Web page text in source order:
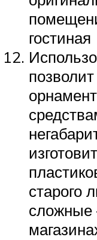
гостиная
старого
сложные